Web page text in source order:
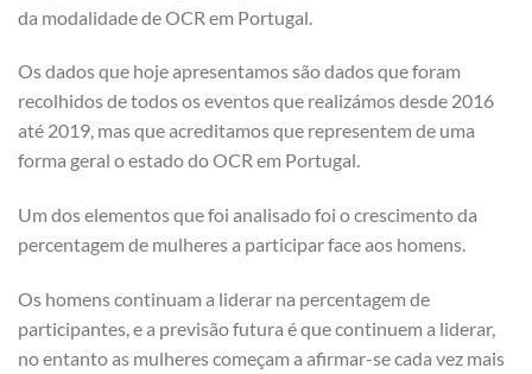
da modalidade de OCR em Portugal.
Os dados que hoje apresentamos são dados que foram
recolhidos de todos os eventos que realizámos desde 2016
até 2019, mas que acreditamos que representem de uma
forma geral o estado do OCR em Portugal.
Um dos elementos que foi analisado foi o crescimento da
percentagem de mulheres a participar face aos homens.
Os homens continuam a liderar na percentagem de
participantes, e a previsão futura é que continuem a liderar,
no entanto as mulheres começam a afirmar-se cada vez mais